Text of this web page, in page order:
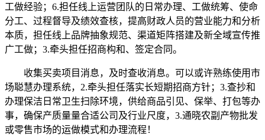
工做经验；6.担任线上运营团队的日常办理、工做统筹、使命
分工、过程督导及绩效查核，提高财政人员的营业能力和分析
本质，担任线上品牌抽象规范、渠道矩阵搭建及新全域宣传推
广工做；3.牵头担任招商构和、签定合同。
收集买卖项目消息，及时查收消息。可以或许熟练使用市
场聪慧办理系统，2.牵头担任落实长短期招商方针；3.查抄和
办理保洁日常卫生扫除环境，供给商品引见、保举、打包等办
事，确保产质量量合适公司及行业尺度，3.通晓农副产物批发
或零售市场的运做模式和办理流程！